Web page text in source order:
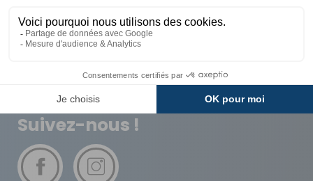
Expédié sous 72h Sécurisés
Carte de fidélité Plusieurs fois
Suivez-nous !